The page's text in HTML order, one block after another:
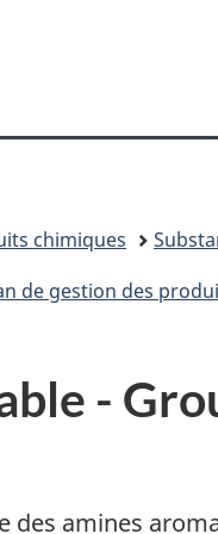
sujet
HTML
chimiques
de gestion des
-
des amines